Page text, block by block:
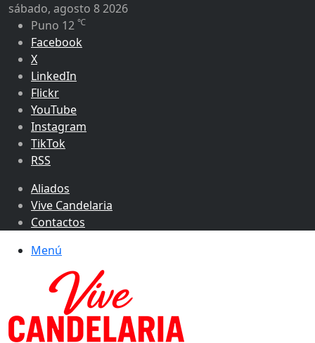
sábado, agosto 8 2026
Puno 12 ℃
Facebook
X
LinkedIn
Flickr
YouTube
Instagram
TikTok
RSS
Aliados
Vive Candelaria
Contactos
Menú